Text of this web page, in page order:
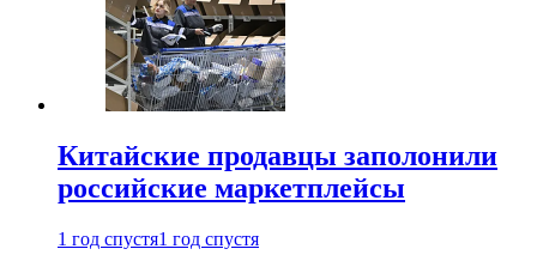
Китайские продавцы заполонили
российские маркетплейсы
1 год спустя1 год спустя